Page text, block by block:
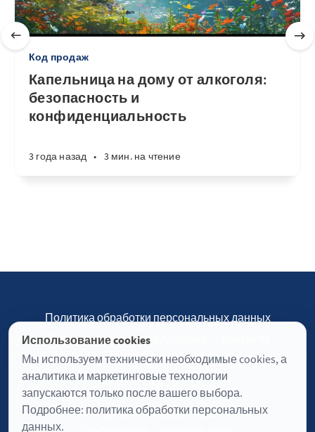
Код продаж
Капельница на дому от алкоголя:
безопасность и
конфиденциальность
3 года назад • 3 мин. на чтение
Использование cookies
Мы используем технически необходимые cookies, а
аналитика и маркетинговые технологии
запускаются только после вашего выбора.
Подробнее: политика обработки персональных
данных.
Политика обработки персональных данных
Пользовательское соглашение
Настройки cookies
Журнал «Отинофф» © 2026